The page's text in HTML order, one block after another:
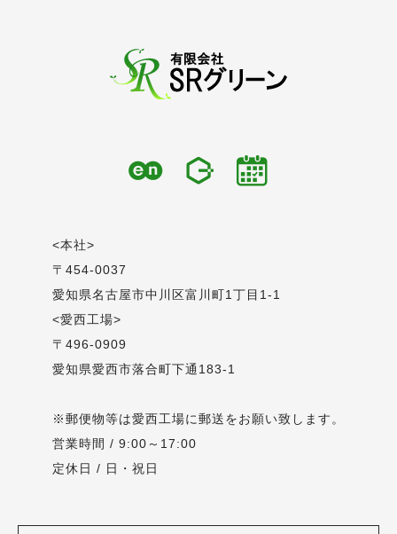
<本社>
〒454-0037
愛知県名古屋市中川区富川町1丁目1-1
<愛西工場>
〒496-0909
愛知県愛西市落合町下通183-1
※郵便物等は愛西工場に郵送をお願い致します。
営業時間 / 9:00～17:00
定休日 / 日・祝日